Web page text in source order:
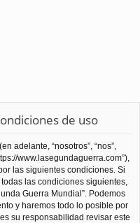
de uso
adelante, “nosotros”, “nos”,
www.lasegundaguerra.com”),
las siguientes condiciones. Si
las condiciones siguientes,
Guerra Mundial”. Podemos
y haremos todo lo posible por
su responsabilidad revisar este